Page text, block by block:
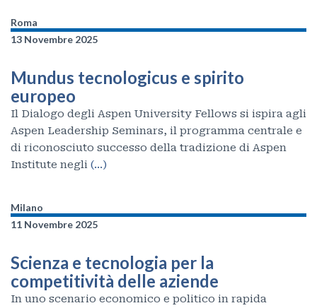
Roma
13 Novembre 2025
Mundus tecnologicus e spirito
europeo
Il Dialogo degli Aspen University Fellows si ispira agli
Aspen Leadership Seminars, il programma centrale e
di riconosciuto successo della tradizione di Aspen
Institute negli (…)
Milano
11 Novembre 2025
Scienza e tecnologia per la
competitività delle aziende
In uno scenario economico e politico in rapida